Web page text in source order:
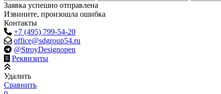
Заявка успешно отправлена
Извините, произошла ошибка
Контакты
+7 (495) 799-54-20
office@sdgroup54.ru
@StroyDesignopen
Реквизиты
Удалить
Сравнить